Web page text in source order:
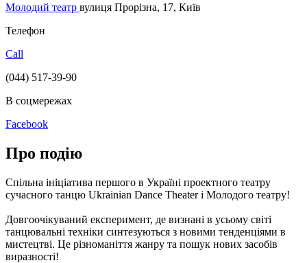
Молодий театр вулиця Прорізна, 17, Київ
Телефон
Call
(044) 517-39-90
В соцмережах
Facebook
Про подію
Спільна ініціатива першого в Україні проектного театру
сучасного танцю Ukrainian Dance Theater і Молодого театру!
Довгоочікуваний експеримент, де визнані в усьому світі
танцювальні техніки синтезуються з новими тенденціями в
мистецтві. Це різноманіття жанру та пошук нових засобів
виразності!